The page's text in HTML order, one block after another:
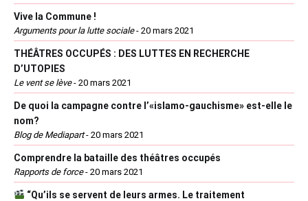
Vive la Commune !
Arguments pour la lutte sociale- 20 mars 2021
THÉÂTRES OCCUPÉS : DES LUTTES EN RECHERCHE
D’UTOPIES
Le vent se lève- 20 mars 2021
De quoi la campagne contre l’«islamo-gauchisme» est-elle le
nom?
Blog de Mediapart- 20 mars 2021
Comprendre la bataille des théâtres occupés
Rapports de force- 20 mars 2021
“Qu’ils se servent de leurs armes. Le traitement